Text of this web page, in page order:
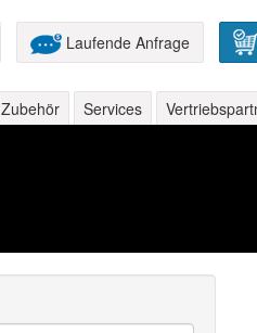
Laufende Anfrage
Zubehör Services